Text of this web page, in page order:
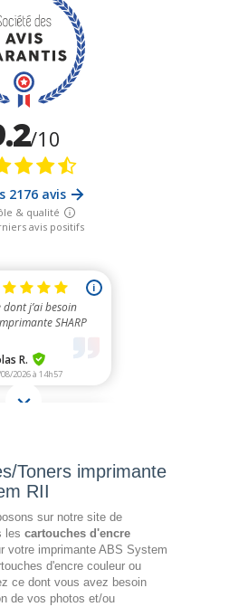
Toners imprimante
RII
sur notre site de
les cartouches d'encre
votre imprimante ABS System
d'encre couleur ou
ce dont vous avez besoin
de vos photos et/ou